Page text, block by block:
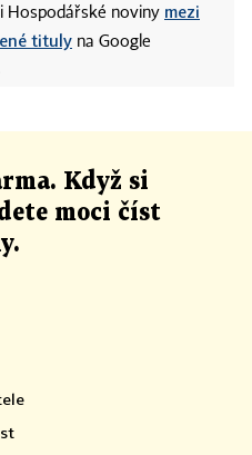
Hospodářské noviny mezi
tituly na Google
Když si
moci číst
.